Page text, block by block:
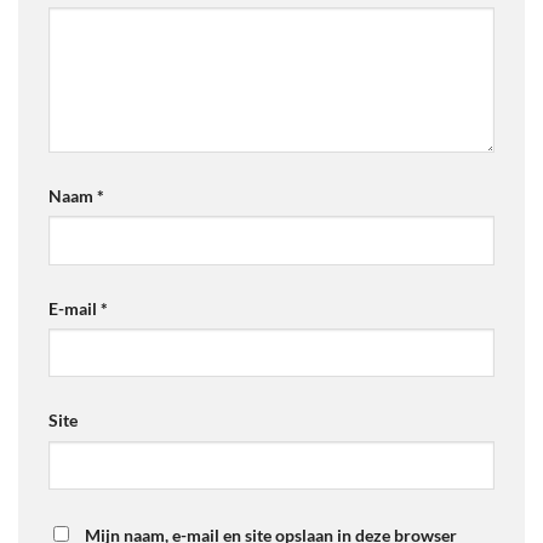
Naam *
E-mail *
Site
Mijn naam, e-mail en site opslaan in deze browser